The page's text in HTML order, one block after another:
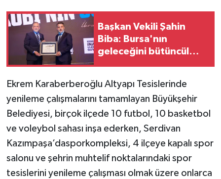
Başkan Vekili Şahin
Biba: Bursa'nın
geleceğini bütüncül
Ekrem Karaberberoğlu Altyapı Tesislerinde
yenileme çalışmalarını tamamlayan Büyükşehir
Belediyesi, birçok ilçede 10 futbol, 10 basketbol
ve voleybol sahası inşa ederken, Serdivan
Kazımpaşa’dasporkompleksi, 4 ilçeye kapalı spor
salonu ve şehrin muhtelif noktalarındaki spor
tesislerini yenileme çalışması olmak üzere onlarca